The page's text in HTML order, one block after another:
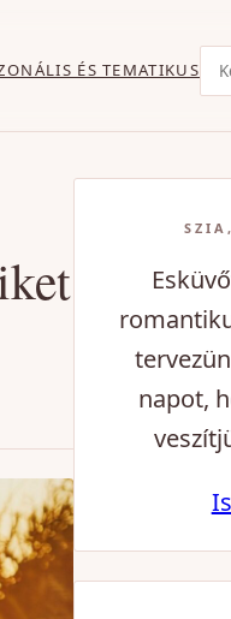
ÉS TEMATIKUS
napot,